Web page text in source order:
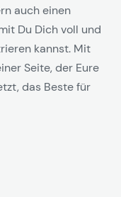
auch einen
Du Dich voll und
kannst. Mit
Seite, der Eure
das Beste für